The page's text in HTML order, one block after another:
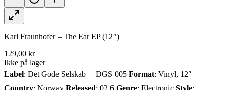
Karl Fraunhofer – The Ear EP (12″)
129,00 kr
Ikke på lager
Label: Det Gode Selskab – DGS 005 Format: Vinyl, 12″
Country: Norway Released: 02.6 Genre: Electronic Style: